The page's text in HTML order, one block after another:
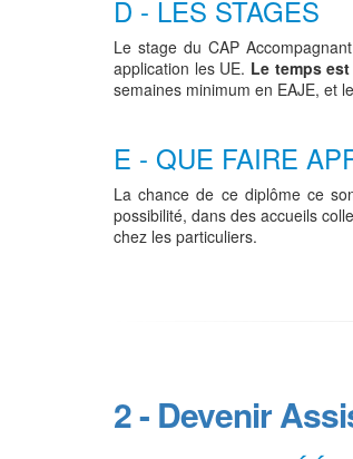
D - LES STAGES
Le stage du CAP
application les UE. Le temps
semaines minimum en EAJE, et
E - QUE FAIRE
La chance de ce diplôme ce
possibilité, dans des accueils
chez les particuliers.
2 - Devenir